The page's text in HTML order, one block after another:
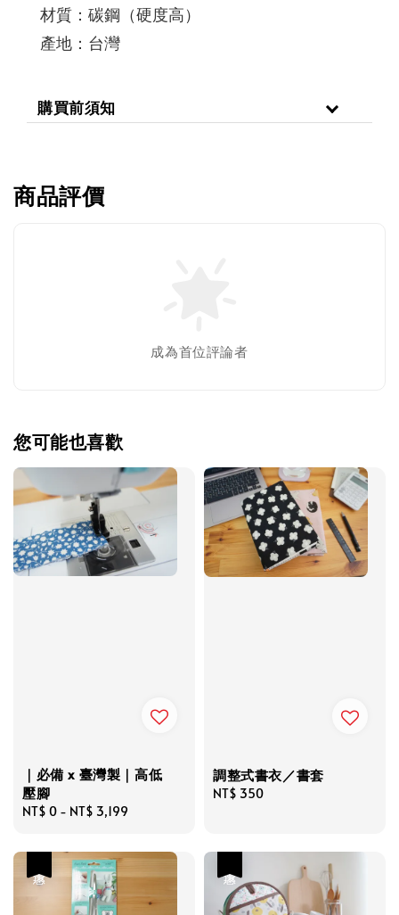
材質：碳鋼（硬度高）
產地：台灣
購買前須知
商品評價
成為首位評論者
您可能也喜歡
｜必備 x 臺灣製｜高低
壓腳
Regular
NT$ 0 - NT$ 3,199
調整式書衣／書套
Regular
NT$ 350